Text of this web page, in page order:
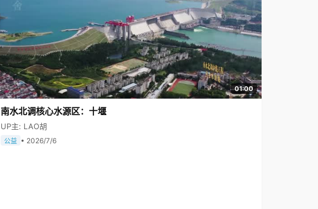
01:00
南水北调核心水源区：十堰
UP主: LAO胡
公益 • 2026/7/6